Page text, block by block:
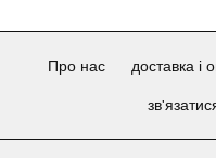
Про нас доставка і